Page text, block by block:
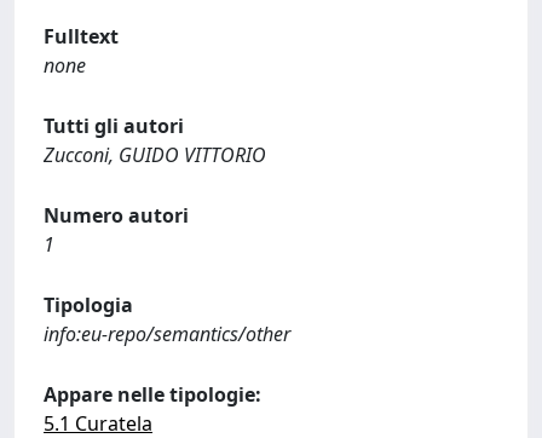
Fulltext
none
Tutti gli autori
Zucconi, GUIDO VITTORIO
Numero autori
1
Tipologia
info:eu-repo/semantics/other
Appare nelle tipologie:
5.1 Curatela